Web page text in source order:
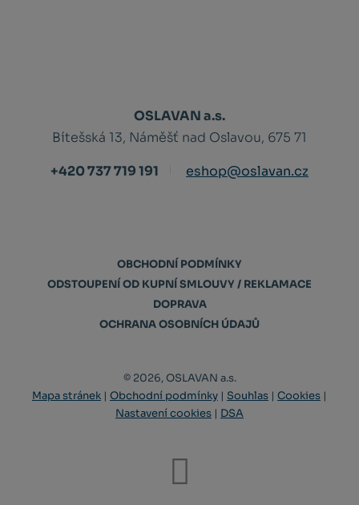
OSLAVAN a.s.
Bítešská 13, Náměšť nad Oslavou, 675 71
+420 737 719 191
eshop@oslavan.cz
OBCHODNÍ PODMÍNKY
ODSTOUPENÍ OD KUPNÍ SMLOUVY / REKLAMACE
DOPRAVA
OCHRANA OSOBNÍCH ÚDAJŮ
© 2026, OSLAVAN a.s.
Mapa stránek | Obchodní podmínky | Souhlas | Cookies |
Nastavení cookies | DSA